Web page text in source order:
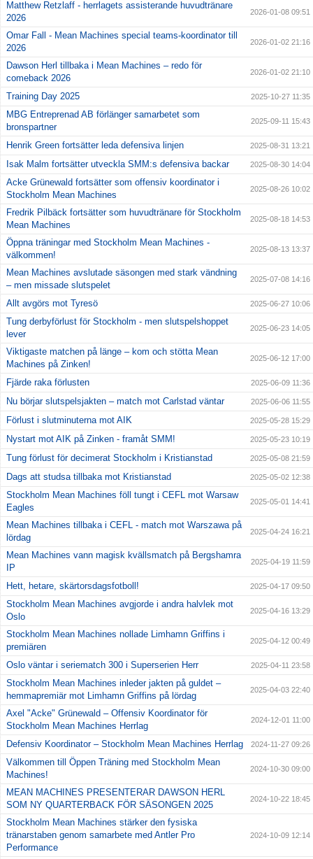
Matthew Retzlaff - herrlagets assisterande huvudtränare
2026
2026-01-08 09:51
Omar Fall - Mean Machines special teams-koordinator till
2026
2026-01-02 21:16
Dawson Herl tillbaka i Mean Machines – redo för
comeback 2026
2026-01-02 21:10
Training Day 2025 2025-10-27 11:35
MBG Entreprenad AB förlänger samarbetet som
bronspartner
2025-09-11 15:43
Henrik Green fortsätter leda defensiva linjen 2025-08-31 13:21
Isak Malm fortsätter utveckla SMM:s defensiva backar 2025-08-30 14:04
Acke Grünewald fortsätter som offensiv koordinator i
Stockholm Mean Machines
2025-08-26 10:02
Fredrik Pilbäck fortsätter som huvudtränare för Stockholm
Mean Machines
2025-08-18 14:53
Öppna träningar med Stockholm Mean Machines -
välkommen!
2025-08-13 13:37
Mean Machines avslutade säsongen med stark vändning
– men missade slutspelet
2025-07-08 14:16
Allt avgörs mot Tyresö 2025-06-27 10:06
Tung derbyförlust för Stockholm - men slutspelshoppet
lever
2025-06-23 14:05
Viktigaste matchen på länge – kom och stötta Mean
Machines på Zinken!
2025-06-12 17:00
Fjärde raka förlusten 2025-06-09 11:36
Nu börjar slutspelsjakten – match mot Carlstad väntar 2025-06-06 11:55
Förlust i slutminuterna mot AIK 2025-05-28 15:29
Nystart mot AIK på Zinken - framåt SMM! 2025-05-23 10:19
Tung förlust för decimerat Stockholm i Kristianstad 2025-05-08 21:59
Dags att studsa tillbaka mot Kristianstad 2025-05-02 12:38
Stockholm Mean Machines föll tungt i CEFL mot Warsaw
Eagles
2025-05-01 14:41
Mean Machines tillbaka i CEFL - match mot Warszawa på
lördag
2025-04-24 16:21
Mean Machines vann magisk kvällsmatch på Bergshamra
IP
2025-04-19 11:59
Hett, hetare, skärtorsdagsfotboll! 2025-04-17 09:50
Stockholm Mean Machines avgjorde i andra halvlek mot
Oslo
2025-04-16 13:29
Stockholm Mean Machines nollade Limhamn Griffins i
premiären
2025-04-12 00:49
Oslo väntar i seriematch 300 i Superserien Herr 2025-04-11 23:58
Stockholm Mean Machines inleder jakten på guldet –
hemmapremiär mot Limhamn Griffins på lördag
2025-04-03 22:40
Axel "Acke" Grünewald – Offensiv Koordinator för
Stockholm Mean Machines Herrlag
2024-12-01 11:00
Defensiv Koordinator – Stockholm Mean Machines Herrlag 2024-11-27 09:26
Välkommen till Öppen Träning med Stockholm Mean
Machines!
2024-10-30 09:00
MEAN MACHINES PRESENTERAR DAWSON HERL
SOM NY QUARTERBACK FÖR SÄSONGEN 2025
2024-10-22 18:45
Stockholm Mean Machines stärker den fysiska
tränarstaben genom samarbete med Antler Pro
Performance
2024-10-09 12:14